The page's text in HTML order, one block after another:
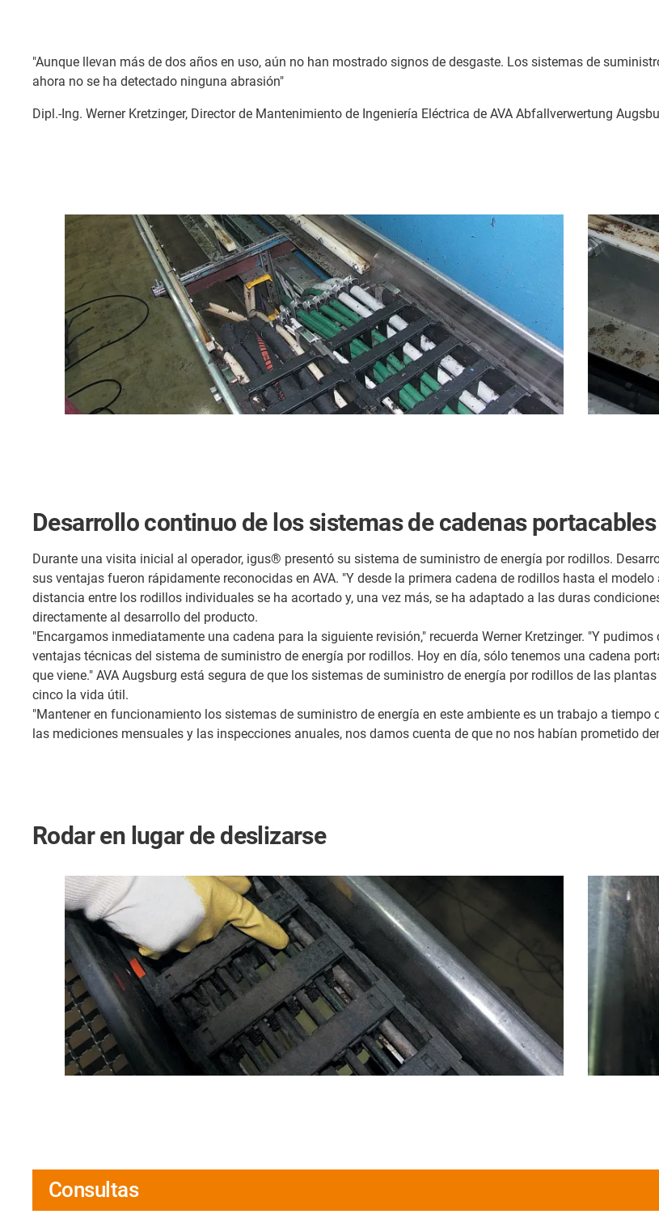
"Aunque llevan más de dos años en uso, aún no han mostrado signos de desgaste. Los sistemas de
ahora no se ha detectado ninguna abrasión"
Dipl.-Ing. Werner Kretzinger, Director de Mantenimiento de Ingeniería Eléctrica de AVA Abfallverwertung
Desarrollo continuo de los sistemas de cadenas
Durante una visita inicial al operador, igus® presentó su sistema de suministro de energía por rodillos.
sus ventajas fueron rápidamente reconocidas en AVA. "Y desde la primera cadena de rodillos hasta el
distancia entre los rodillos individuales se ha acortado y, una vez más, se ha adaptado a las duras
directamente al desarrollo del producto.
"Encargamos inmediatamente una cadena para la siguiente revisión," recuerda Werner Kretzinger. "Y
ventajas técnicas del sistema de suministro de energía por rodillos. Hoy en día, sólo tenemos una cadena
que viene." AVA Augsburg está segura de que los sistemas de suministro de energía por rodillos de las
cinco la vida útil.
"Mantener en funcionamiento los sistemas de suministro de energía en este ambiente es un trabajo a
las mediciones mensuales y las inspecciones anuales, nos damos cuenta de que no nos habían prometido
Rodar en lugar de deslizarse
Consultas